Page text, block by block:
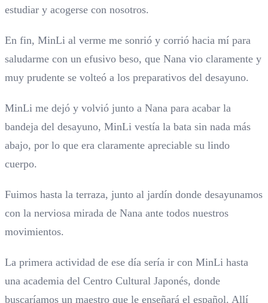
estudiar y acogerse con nosotros.
En fin, MinLi al verme me sonrió y corrió hacia mí para
saludarme con un efusivo beso, que Nana vio claramente y
muy prudente se volteó a los preparativos del desayuno.
MinLi me dejó y volvió junto a Nana para acabar la
bandeja del desayuno, MinLi vestía la bata sin nada más
abajo, por lo que era claramente apreciable su lindo
cuerpo.
Fuimos hasta la terraza, junto al jardín donde desayunamos
con la nerviosa mirada de Nana ante todos nuestros
movimientos.
La primera actividad de ese día sería ir con MinLi hasta
una academia del Centro Cultural Japonés, donde
buscaríamos un maestro que le enseñará el español. Allí